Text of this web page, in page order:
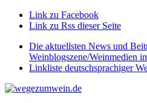
Link zu Facebook
Link zu Rss dieser Seite
Die aktuellsten News und
Weinblogszene/Weinmedien
Linkliste deutschsprachiger